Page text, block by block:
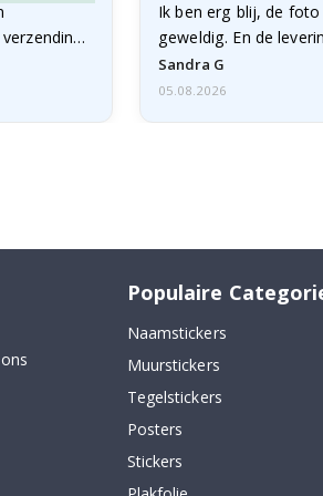
Ik ben erg blij, de
geweldig. En de
Sandra G
05.08.2026
Populaire
Naamstickers
Muurstickers
Tegelstickers
Posters
Stickers